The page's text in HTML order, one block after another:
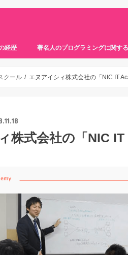
経歴 著名人のプログラミングに関す
クール エヌアイシィ株式会社の「NIC IT
株式会社の「NIC